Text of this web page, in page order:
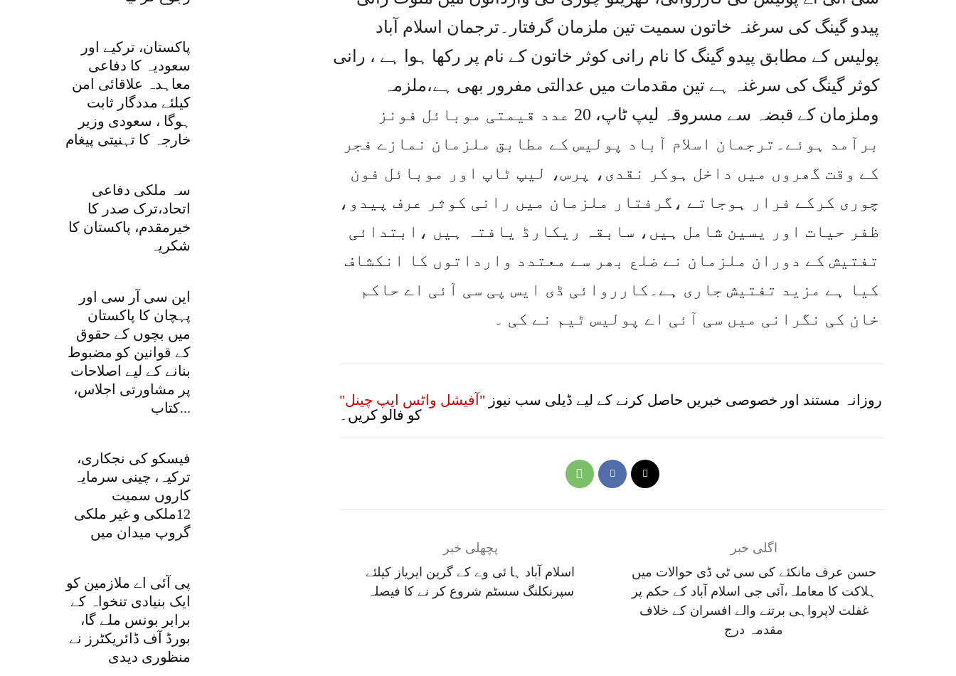
پاکستان، ترکیے اور
سعودیہ کا دفاعی
معاہدہ علاقائی امن
کیلئے مددگار ثابت
ہوگا ، سعودی وزیر
خارجہ کا تہنیتی پیغام
سہ ملکی دفاعی
اتحاد،ترک صدر کا
خیرمقدم، پاکستان کا
شکریہ
این سی آر سی اور
پہچان کا پاکستان
میں بچوں کے حقوق
کے قوانین کو مضبوط
بنانے کے لیے اصلاحات
پر مشاورتی اجلاس،
کتاب...
فیسکو کی نجکاری،
ترکیہ، چینی سرمایہ
کاروں سمیت
12ملکی و غیر ملکی
گروپ میدان میں
پی آئی اے ملازمین کو
ایک بنیادی تنخواہ کے
برابر بونس ملے گا،
بورڈ آف ڈائریکٹرز نے
منظوری دیدی
پیدو گینگ کی سرغنہ خاتون سمیت تین ملزمان گرفتار۔ترجمان اسلام آباد
پولیس کے مطابق پیدو گینگ کا نام رانی کوثر خاتون کے نام پر رکھا ہوا ہے ، رانی
کوثر گینگ کی سرغنہ ہے تین مقدمات میں عدالتی مفرور بھی ہے،ملزمہ
وملزمان کے قبضہ سے مسروقہ لیپ ٹاپ، 20 عدد قیمتی موبائل فونز
برآمد ہوئے۔ترجمان اسلام آباد پولیس کے مطابق ملزمان نمازے فجر
کے وقت گھروں میں داخل ہوکر نقدی، پرس، لیپ ٹاپ اور موبائل فون
چوری کرکے فرار ہوجاتے ،گرفتار ملزمان میں رانی کوثر عرف پیدو،
ظفر حیات اور یسین شامل ہیں، سابقہ ریکارڈ یافتہ ہیں ،ابتدائی
تفتیش کے دوران ملزمان نے ضلع بھر سے معتدد وارداتوں کا انکشاف
کیا ہے مزید تفتیش جاری ہے۔کارروائی ڈی ایس پی سی آئی اے حاکم
خان کی نگرانی میں سی آئی اے پولیس ٹیم نے کی ۔
روزانہ مستند اور خصوصی خبریں حاصل کرنے کے لیے ڈیلی سب نیوز "آفیشل واٹس ایپ چینل"
کو فالو کریں۔
پچھلی خبر
اسلام آباد ہا ئی وے کے گرین ایریاز کیلئے
سپرنکلنگ سسٹم شروع کر نے کا فیصلہ
اگلی خبر
حسن عرف مانکئے کی سی ٹی ڈی حوالات میں
ہلاکت کا معاملہ،آئی جی اسلام آباد کے حکم پر
غفلت لاپرواہی برتنے والے افسران کے خلاف
مقدمہ درج